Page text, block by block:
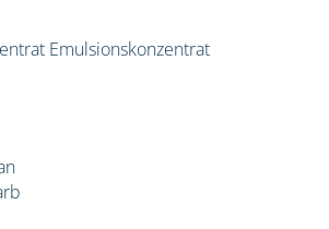
Emulsionskonzentrat